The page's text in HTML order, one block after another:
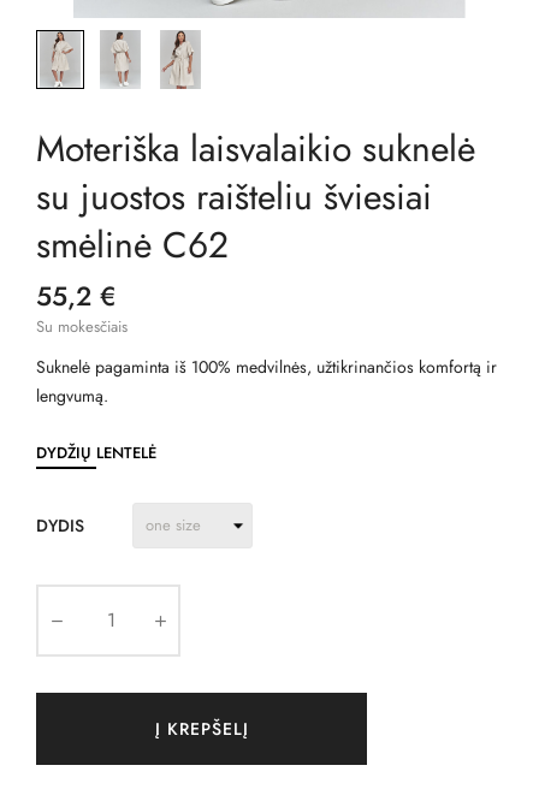
Moteriška laisvalaikio suknelė
su juostos raišteliu šviesiai
smėlinė C62
55,2 €
Su mokesčiais
Suknelė pagaminta iš 100% medvilnės, užtikrinančios komfortą ir
lengvumą.
DYDŽIŲ LENTELĖ
DYDIS
Į KREPŠELĮ